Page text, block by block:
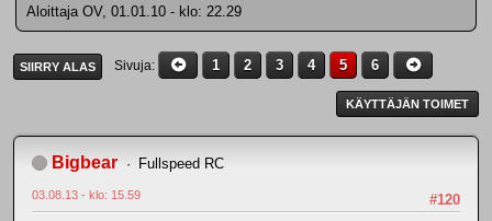
Aloittaja OV, 01.01.10 - klo: 22.29
SIIRRY ALAS Sivuja 1 2 3 4 5 6
KÄYTTÄJÄN TOIMET
Bigbear Fullspeed RC
#120
03.08.13 - klo: 15.59